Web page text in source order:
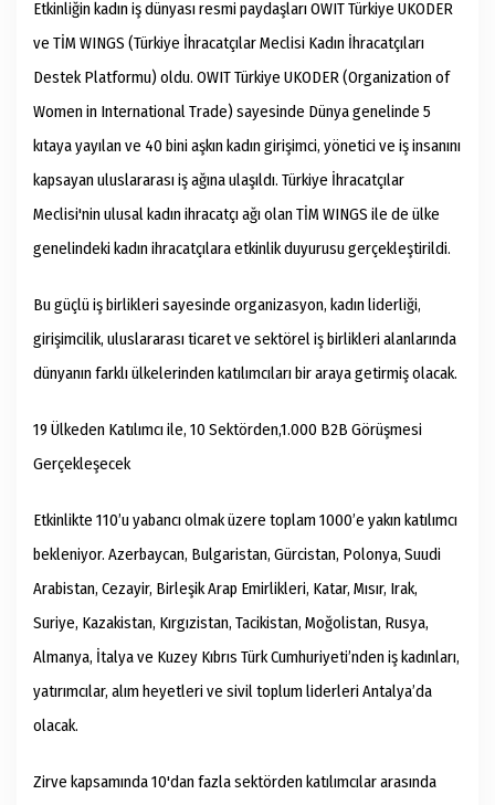
Etkinliğin kadın iş dünyası resmi paydaşları OWIT Türkiye UKODER
ve TİM WINGS (Türkiye İhracatçılar Meclisi Kadın İhracatçıları
Destek Platformu) oldu. OWIT Türkiye UKODER (Organization of
Women in International Trade) sayesinde Dünya genelinde 5
kıtaya yayılan ve 40 bini aşkın kadın girişimci, yönetici ve iş insanını
kapsayan uluslararası iş ağına ulaşıldı. Türkiye İhracatçılar
Meclisi'nin ulusal kadın ihracatçı ağı olan TİM WINGS ile de ülke
genelindeki kadın ihracatçılara etkinlik duyurusu gerçekleştirildi.
Bu güçlü iş birlikleri sayesinde organizasyon, kadın liderliği,
girişimcilik, uluslararası ticaret ve sektörel iş birlikleri alanlarında
dünyanın farklı ülkelerinden katılımcıları bir araya getirmiş olacak.
19 Ülkeden Katılımcı ile, 10 Sektörden,1.000 B2B Görüşmesi
Gerçekleşecek
Etkinlikte 110’u yabancı olmak üzere toplam 1000’e yakın katılımcı
bekleniyor. Azerbaycan, Bulgaristan, Gürcistan, Polonya, Suudi
Arabistan, Cezayir, Birleşik Arap Emirlikleri, Katar, Mısır, Irak,
Suriye, Kazakistan, Kırgızistan, Tacikistan, Moğolistan, Rusya,
Almanya, İtalya ve Kuzey Kıbrıs Türk Cumhuriyeti’nden iş kadınları,
yatırımcılar, alım heyetleri ve sivil toplum liderleri Antalya’da
olacak.
Zirve kapsamında 10'dan fazla sektörden katılımcılar arasında